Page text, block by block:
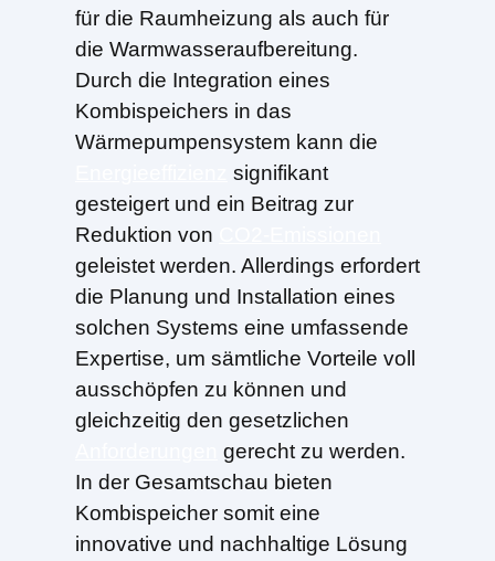
für die Raumheizung als auch für
die Warmwasseraufbereitung.
Durch die Integration eines
Kombispeichers in das
Wärmepumpensystem kann die
signifikant
gesteigert und ein Beitrag zur
Reduktion von
geleistet werden. Allerdings erfordert
die Planung und Installation eines
solchen Systems eine umfassende
Expertise, um sämtliche Vorteile voll
ausschöpfen zu können und
gleichzeitig den gesetzlichen
gerecht zu werden.
In der Gesamtschau bieten
Kombispeicher somit eine
innovative und nachhaltige Lösung